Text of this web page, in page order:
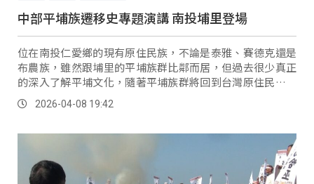
中部平埔族遷移史專題演講 南投埔里登場
位在南投仁愛鄉的現有原住民族，不論是泰雅、賽德克還是
布農族，雖然跟埔里的平埔族群比鄰而居，但過去很少真正
的深入了解平埔文化，隨著平埔族群將回到台灣原住民族的
大家庭，將來族群間的交流勢必更加頻繁，為此賽德克族人
特地邀請專家學者，來幫族人上一門平埔族群的通識課
2026-04-08 19:42